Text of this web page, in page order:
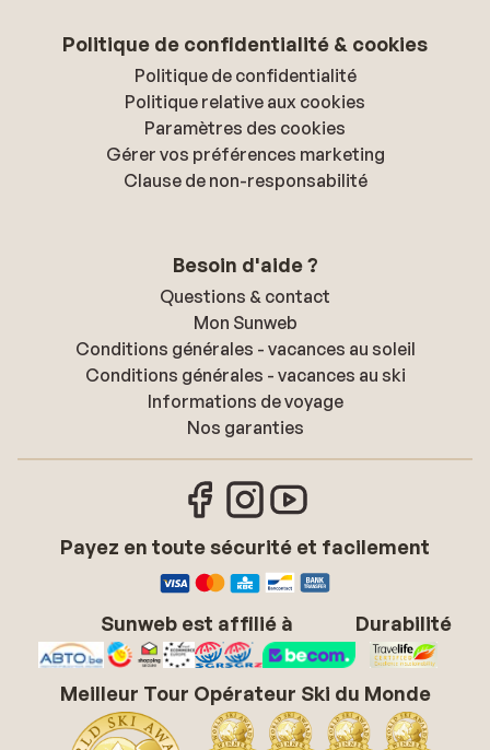
Politique de confidentialité & cookies
Politique de confidentialité
Politique relative aux cookies
Paramètres des cookies
Gérer vos préférences marketing
Clause de non-responsabilité
Besoin d'aide ?
Questions & contact
Mon Sunweb
Conditions générales - vacances au soleil
Conditions générales - vacances au ski
Informations de voyage
Nos garanties
Payez en toute sécurité et facilement
Sunweb est affilié à Durabilité
Meilleur Tour Opérateur Ski du Monde